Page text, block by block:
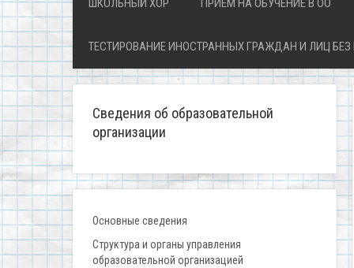
ШКОЛЬНЫЙ ХОР ПРИЕМ НА ОБУЧЕНИЕ В ОО
ТЕСТИРОВАНИЕ ИНОСТРАННЫХ ГРАЖДАН И ЛИЦ
Сведения об образовательной
организации
Основные сведения
Структура и органы управления
образовательной организацией